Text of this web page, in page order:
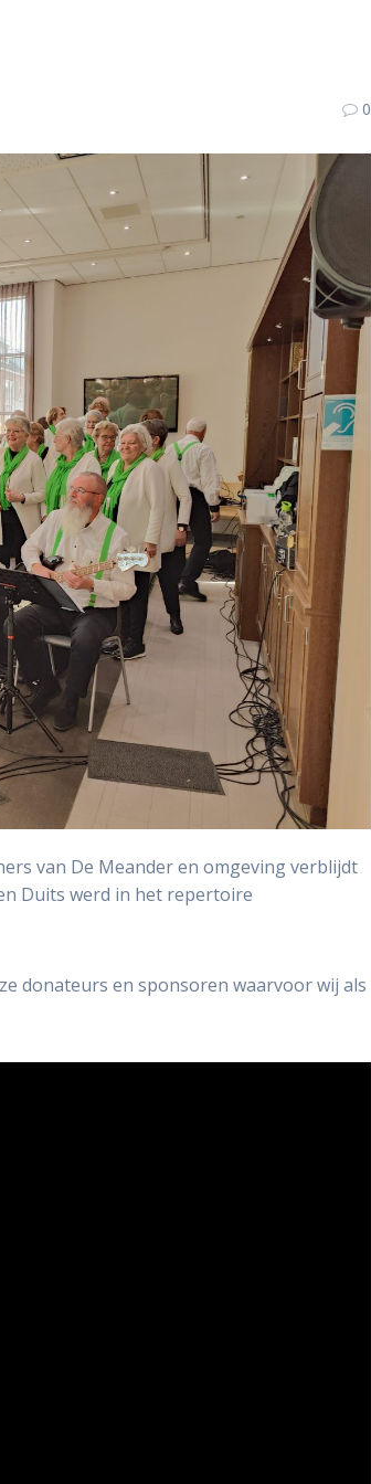
0
van De Meander en omgeving verblijdt
Duits werd in het repertoire
donateurs en sponsoren waarvoor wij als